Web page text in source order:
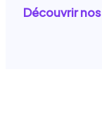
Découvrir nos